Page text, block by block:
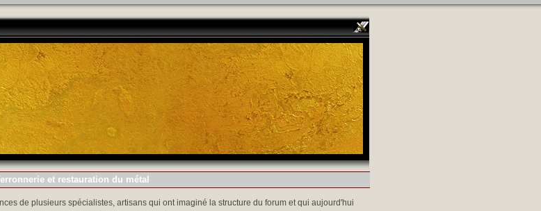
et restauration du métal
de plusieurs spécialistes, artisans qui ont imaginé la structure du forum et qui aujourd'hui